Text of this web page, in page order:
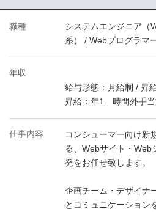
職種
システムエンジニア（
系） / Webプログラマ
年収
給与形態：月給制 / 昇
昇給：年1 時間外手当
仕事内容
コンシューマー向け新
る、Webサイト・Web
発をお任せ致します。
企画チーム・デザイナ
とコミュニケーション